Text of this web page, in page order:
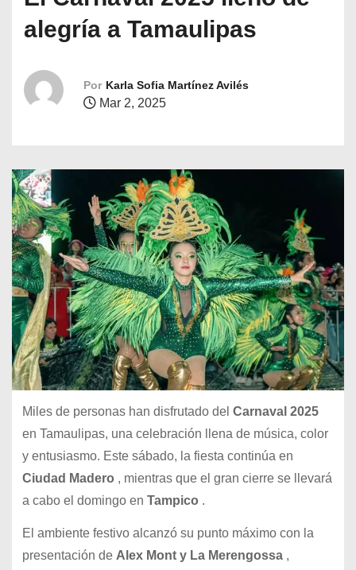
alegría a Tamaulipas
Por Karla Sofia Martínez Avilés
Mar 2, 2025
Miles de personas han disfrutado del Carnaval 2025
en Tamaulipas, una celebración llena de música, color
y entusiasmo. Este sábado, la fiesta continúa en
Ciudad Madero , mientras que el gran cierre se llevará
a cabo el domingo en Tampico .
El ambiente festivo alcanzó su punto máximo con la
presentación de Alex Mont y La Merengossa,